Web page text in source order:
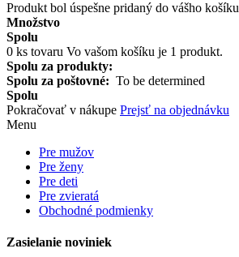
Produkt bol úspešne pridaný do vášho košíku
Množstvo
Spolu
0 ks tovaru Vo vašom košíku je 1 produkt.
Spolu za produkty:
Spolu za poštovné: To be determined
Spolu
Pokračovať v nákupe Prejsť na objednávku
Menu
Pre mužov
Pre ženy
Pre deti
Pre zvieratá
Obchodné podmienky
Zasielanie noviniek